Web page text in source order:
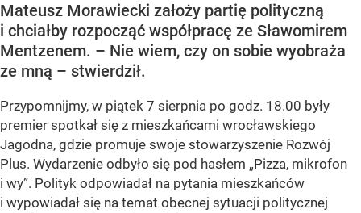
Mateusz Morawiecki założy partię polityczną
i chciałby rozpocząć współpracę ze Sławomirem
Mentzenem. – Nie wiem, czy on sobie wyobraża
ze mną – stwierdził.
Przypomnijmy, w piątek 7 sierpnia po godz. 18.00 były
premier spotkał się z mieszkańcami wrocławskiego
Jagodna, gdzie promuje swoje stowarzyszenie Rozwój
Plus. Wydarzenie odbyło się pod hasłem „Pizza, mikrofon
i wy”. Polityk odpowiadał na pytania mieszkańców
i wypowiadał się na temat obecnej sytuacji politycznej